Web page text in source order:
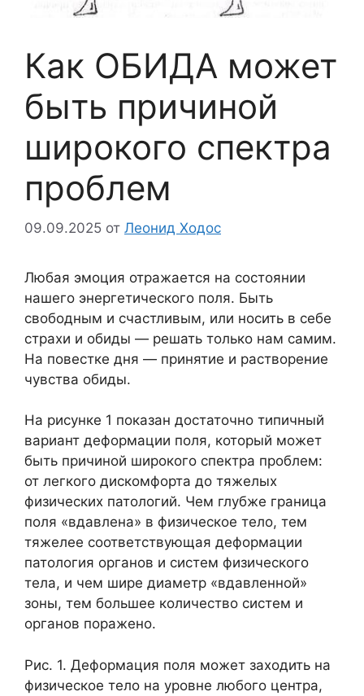
Как ОБИДА может
быть причиной
широкого спектра
проблем
09.09.2025 от Леонид Ходос
Любая эмоция отражается на состоянии
нашего энергетического поля. Быть
свободным и счастливым, или носить в себе
страхи и обиды — решать только нам самим.
На повестке дня — принятие и растворение
чувства обиды.
На рисунке 1 показан достаточно типичный
вариант деформации поля, который может
быть причиной широкого спектра проблем:
от легкого дискомфорта до тяжелых
физических патологий. Чем глубже граница
поля «вдавлена» в физическое тело, тем
тяжелее соответствующая деформации
патология органов и систем физического
тела, и чем шире диаметр «вдавленной»
зоны, тем большее количество систем и
органов поражено.
Рис. 1. Деформация поля может заходить на
физическое тело на уровне любого центра,